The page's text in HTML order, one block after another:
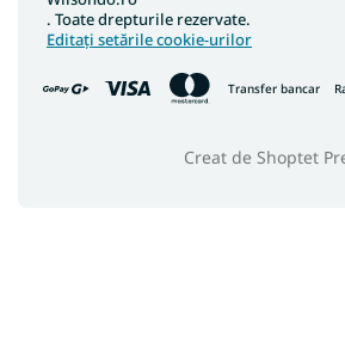
Transfer bancar
Creat de Shoptet
. Toate drepturile rezervate.
Editați setările cookie-urilor